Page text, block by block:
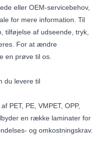
eller OEM-servicebehov,
for mere information. Til
tilføjelse af udseende, tryk,
For at ændre
en prøve til os.
du levere til
PET, PE, VMPET, OPP,
en række laminater for
og omkostningskrav.